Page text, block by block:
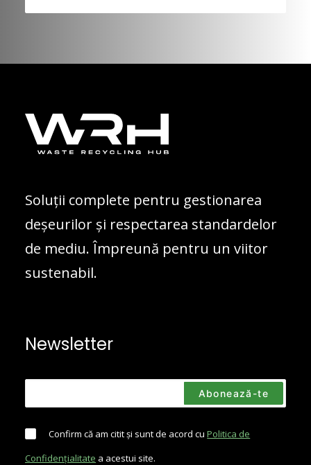
Soluții complete pentru gestionarea
deșeurilor și respectarea standardelor
de mediu. Împreună pentru un viitor
sustenabil.
Newsletter
Confirm că am citit și sunt de acord cuPolitica de
Confidențialitate a acestui site.